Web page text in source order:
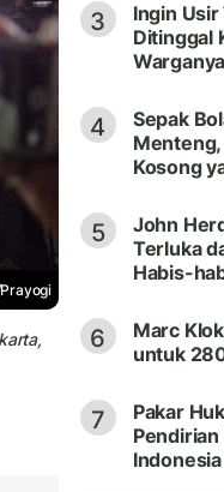
3
Ingin Usir
Ditinggal
Warganya
4
Sepak
Menteng,
Kosong
5
John
Terluka
Habis-
6
Marc
untuk
7
Pakar
Indonesia